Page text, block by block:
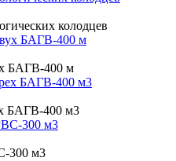
колодцев
БАГВ-400 м
БАГВ-400 м3
300 м3